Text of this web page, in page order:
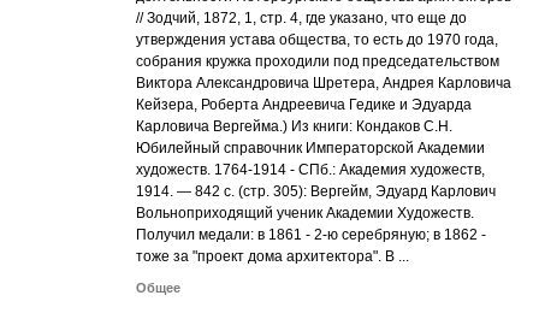
// Зодчий, 1872, 1, стр. 4, где указано, что еще до
утверждения устава общества, то есть до 1970 года,
собрания кружка проходили под председательством
Виктора Александровича Шретера, Андрея Карловича
Кейзера, Роберта Андреевича Гедике и Эдуарда
Карловича Вергейма.) Из книги: Кондаков С.Н.
Юбилейный справочник Императорской Академии
художеств. 1764-1914 - СПб.: Академия художеств,
1914. — 842 с. (стр. 305): Вергейм, Эдуард Карлович
Вольноприходящий ученик Академии Художеств.
Получил медали: в 1861 - 2-ю серебряную; в 1862 -
тоже за "проект дома архитектора". В ...
Общее